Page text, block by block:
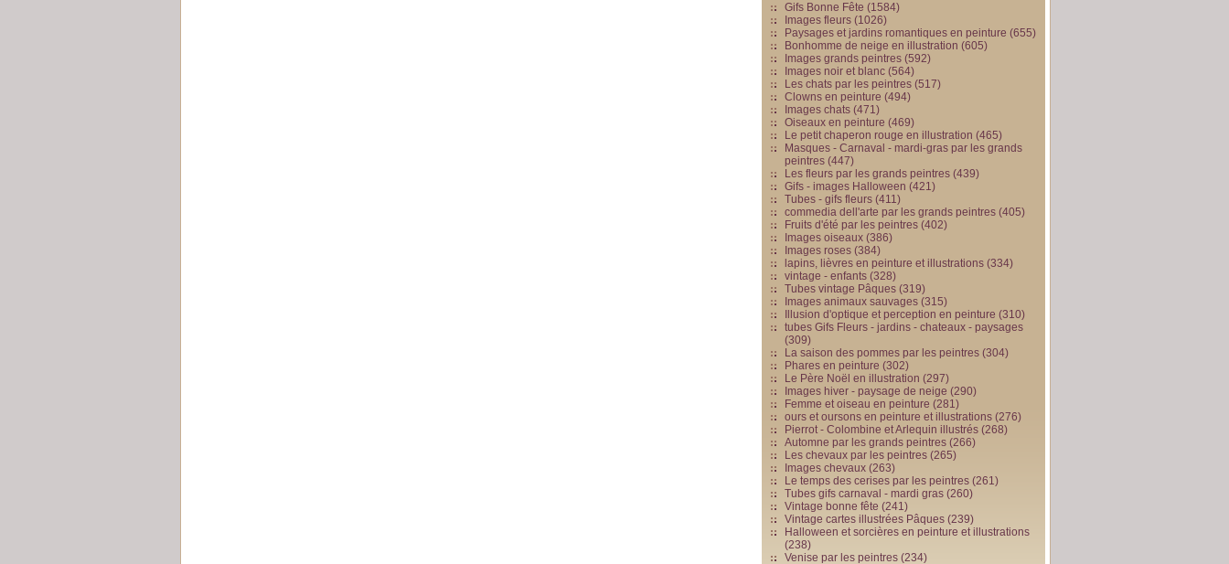
Gifs Bonne Fête (1584)
Images fleurs (1026)
Paysages et jardins romantiques en peinture (655)
Bonhomme de neige en illustration (605)
Images grands peintres (592)
Images noir et blanc (564)
Les chats par les peintres (517)
Clowns en peinture (494)
Images chats (471)
Oiseaux en peinture (469)
Le petit chaperon rouge en illustration (465)
Masques - Carnaval - mardi-gras par les grands
peintres (447)
Les fleurs par les grands peintres (439)
Gifs - images Halloween (421)
Tubes - gifs fleurs (411)
commedia dell'arte par les grands peintres (405)
Fruits d'été par les peintres (402)
Images oiseaux (386)
Images roses (384)
lapins, lièvres en peinture et illustrations (334)
vintage - enfants (328)
Tubes vintage Pâques (319)
Images animaux sauvages (315)
Illusion d'optique et perception en peinture (310)
tubes Gifs Fleurs - jardins - chateaux - paysages
(309)
La saison des pommes par les peintres (304)
Phares en peinture (302)
Le Père Noël en illustration (297)
Images hiver - paysage de neige (290)
Femme et oiseau en peinture (281)
ours et oursons en peinture et illustrations (276)
Pierrot - Colombine et Arlequin illustrés (268)
Automne par les grands peintres (266)
Les chevaux par les peintres (265)
Images chevaux (263)
Le temps des cerises par les peintres (261)
Tubes gifs carnaval - mardi gras (260)
Vintage bonne fête (241)
Vintage cartes illustrées Pâques (239)
Halloween et sorcières en peinture et illustrations
(238)
Venise par les peintres (234)